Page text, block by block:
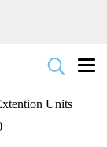
Units